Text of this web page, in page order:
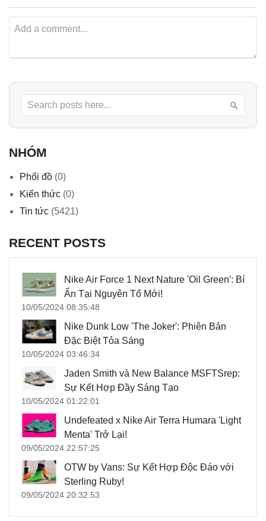
Search
NHÓM
Phối đồ (0)
Kiến thức (0)
Tin tức (5421)
RECENT POSTS
Nike Air Force 1 Next Nature 'Oil Green': Bí
Ẩn Tại Nguyên Tố Mới!
10/05/2024 08:35:48
Nike Dunk Low 'The Joker': Phiên Bản
Đặc Biệt Tỏa Sáng
10/05/2024 03:46:34
Jaden Smith và New Balance MSFTSrep:
Sự Kết Hợp Đầy Sáng Tạo
10/05/2024 01:22:01
Undefeated x Nike Air Terra Humara 'Light
Menta' Trở Lại!
09/05/2024 22:57:25
OTW by Vans: Sự Kết Hợp Độc Đáo với
Sterling Ruby!
09/05/2024 20:32:53